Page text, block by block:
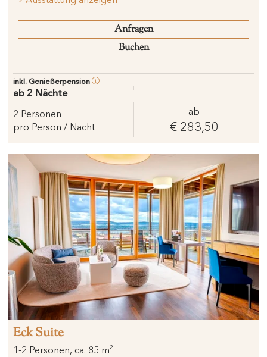
Anfragen
Buchen
inkl. Genießerpension
ab 2 Nächte
2 Personen
pro Person / Nacht
ab
€ 283,50
Eck Suite
1-2 Personen, ca. 85 m²